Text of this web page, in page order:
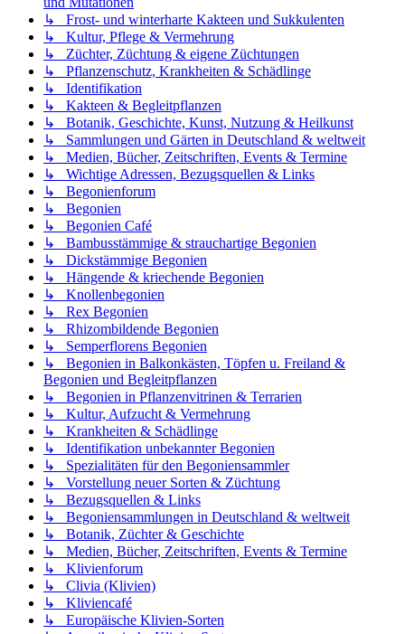
↳ Frost- und winterharte Kakteen und Sukkulenten
↳ Kultur, Pflege & Vermehrung
↳ Züchter, Züchtung & eigene Züchtungen
↳ Pflanzenschutz, Krankheiten & Schädlinge
↳ Identifikation
↳ Kakteen & Begleitpflanzen
↳ Botanik, Geschichte, Kunst, Nutzung & Heilkunst
↳ Sammlungen und Gärten in Deutschland & weltweit
↳ Medien, Bücher, Zeitschriften, Events & Termine
↳ Wichtige Adressen, Bezugsquellen & Links
↳ Begonienforum
↳ Begonien
↳ Begonien Café
↳ Bambusstämmige & strauchartige Begonien
↳ Dickstämmige Begonien
↳ Hängende & kriechende Begonien
↳ Knollenbegonien
↳ Rex Begonien
↳ Rhizombildende Begonien
↳ Semperflorens Begonien
↳ Begonien in Balkonkästen, Töpfen u. Freiland &
Begonien und Begleitpflanzen
↳ Begonien in Pflanzenvitrinen & Terrarien
↳ Kultur, Aufzucht & Vermehrung
↳ Krankheiten & Schädlinge
↳ Identifikation unbekannter Begonien
↳ Spezialitäten für den Begoniensammler
↳ Vorstellung neuer Sorten & Züchtung
↳ Bezugsquellen & Links
↳ Begoniensammlungen in Deutschland & weltweit
↳ Botanik, Züchter & Geschichte
↳ Medien, Bücher, Zeitschriften, Events & Termine
↳ Klivienforum
↳ Clivia (Klivien)
↳ Kliviencafé
↳ Europäische Klivien-Sorten